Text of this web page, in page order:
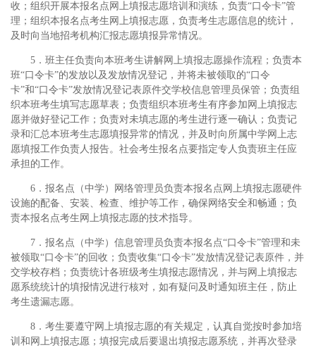
收；组织开展本报名点网上填报志愿培训和演练，负责“口令卡”管
理；组织本报名点考生网上填报志愿，负责考生志愿信息的统计，
及时向当地招考机构汇报志愿填报异常情况。
5．班主任负责向本班考生讲解网上填报志愿操作流程；负责本
班“口令卡”的发放以及发放情况登记，并将未被领取的“口令
卡”和“口令卡”发放情况登记表原件交学校信息管理员保管；负责组
织本班考生填写志愿草表；负责组织本班考生有序参加网上填报志
愿并做好登记工作；负责对未填志愿的考生进行逐一确认；负责记
录和汇总本班考生志愿填报异常的情况，并及时向所属中学网上志
愿填报工作负责人报告。社会考生报名点要指定专人负责班主任应
承担的工作。
6．报名点（中学）网络管理员负责本报名点网上填报志愿硬件
设施的配备、安装、检查、维护等工作，确保网络安全和畅通；负
责本报名点考生网上填报志愿的技术指导。
7．报名点（中学）信息管理员负责本报名点“口令卡”管理和未
被领取“口令卡”的回收；负责收集“口令卡”发放情况登记表原件，并
交学校存档；负责统计各班级考生填报志愿情况，并与网上填报志
愿系统统计的填报情况进行核对，如有疑问及时通知班主任，防止
考生遗漏志愿。
8．考生要遵守网上填报志愿的有关规定，认真自觉按时参加培
训和网上填报志愿；填报完成后要退出填报志愿系统，并再次登录